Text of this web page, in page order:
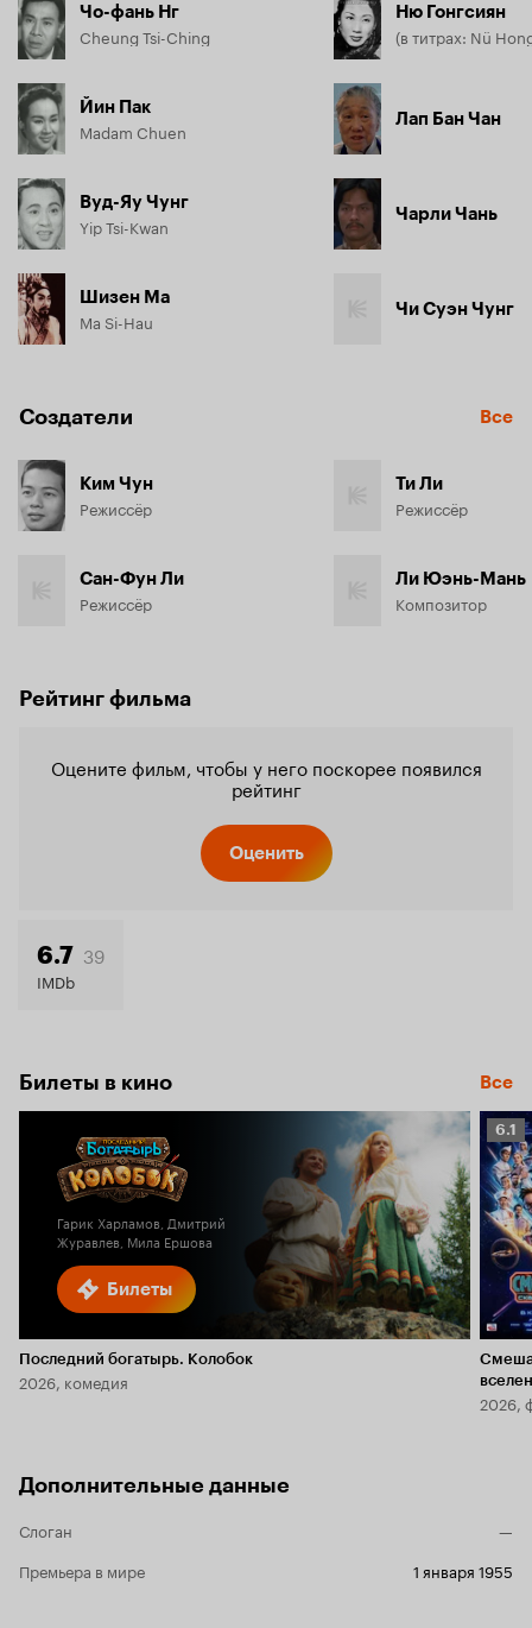
Чо-фань Нг
Cheung Tsi-Ching
Йин Пак
Madam Chuen
Вуд-Яу Чунг
Yip Tsi-Kwan
Шизен Ма
Ma Si-Hau
Ню Гонгсиян
(в титрах: Nü
Лап Бан Чан
Чарли Чань
Чи Суэн Чунг
Создатели Все
Ким Чун
Режиссёр
Сан-Фун Ли
Режиссёр
Ти Ли
Режиссёр
Ли Юэнь-Мань
Композитор
Рейтинг фильма
Оцените фильм, чтобы у него поскорее появился
рейтинг
Оценить
6.7 39
IMDb
Билеты в кино Все
Билеты
Гарик Харламов, Дмитрий
Журавлев, Мила Ершова
Последний богатырь. Колобок
2026, комедия
6.1
6.1
2026,
Дополнительные данные
Слоган
—
Премьера в мире
1 января 1955